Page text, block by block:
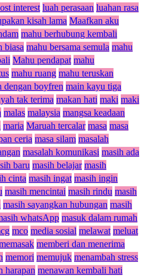
interest luah perasaan luahan rasa
kisah lama Maafkan aku
mahu berhubung kembali
biasa mahu bersama semula mahu
Mahu pendapat mahu
mahu ruang mahu teruskan
dengan boyfren main kayu tiga
tak terima makan hati maki maki
malas malaysia mangsa keadaan
maria Maruah tercalar masa masa
ceria masa silam masalah
masalah komunikasi masih ada
baru masih belajar masih
cinta masih ingat masih ingin
masih mencintai masih rindu masih
masih sayangkan hubungan masih
whatsApp masuk dalam rumah
mco media sosial melawat meluat
memberi dan menerima
memori memujuk menambah stress
harapan menawan kembali hati